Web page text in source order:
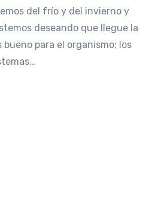
deseando que llegue la
para el organismo; los